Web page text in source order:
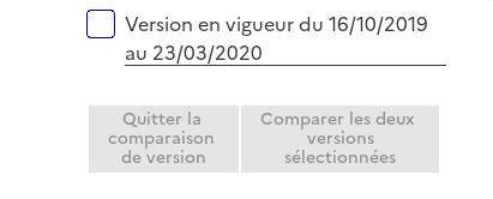
Version en vigueur du 16/10/2019
au 23/03/2020
Quitter la
comparaison
de version
Comparer les deux
versions
sélectionnées